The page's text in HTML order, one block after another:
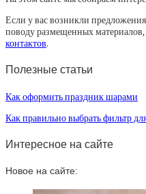
Если у вас возникли
поводу размещенных
контактов.
Полезные статьи
Как оформить праздник шарами
Как правильно выбрать фильтр
Интересное на сайте
Новое на сайте: